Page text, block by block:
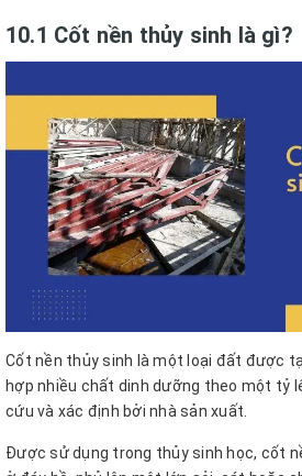
10.1 Cốt nền thủy sinh là gì?
Cốt nền thủy sinh là một loại đất được
hợp nhiều chất dinh dưỡng theo một tỷ
cứu và xác định bởi nhà sản xuất.
Được sử dụng trong thủy sinh học, cốt